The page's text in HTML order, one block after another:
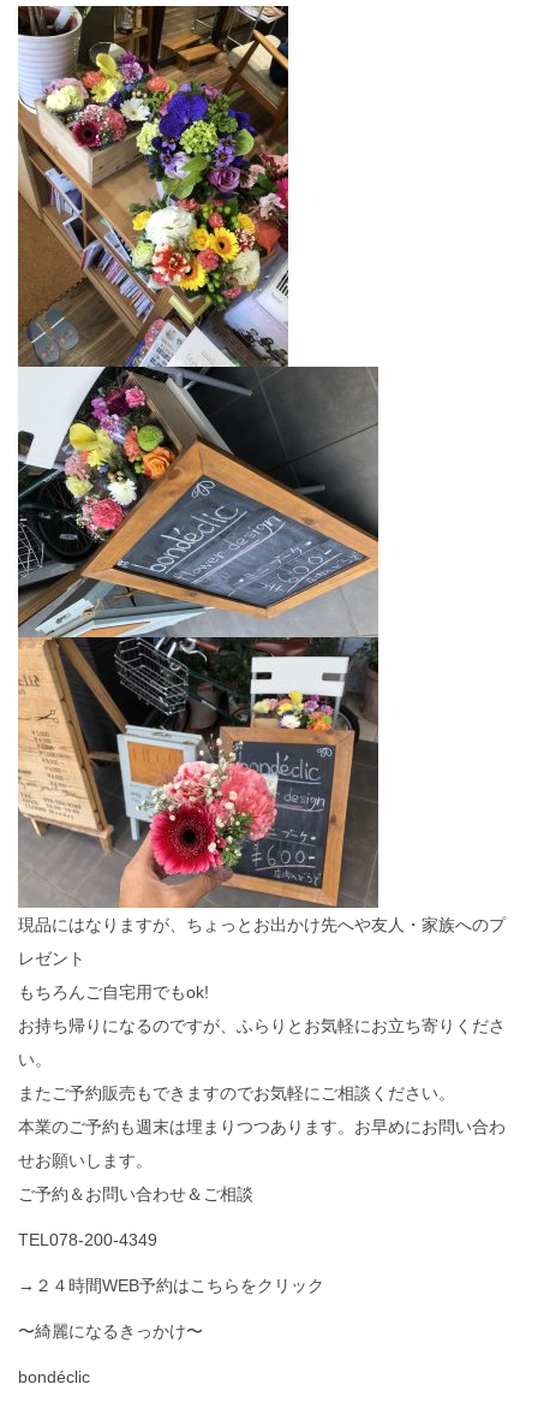
現品にはなりますが、ちょっとお出かけ先へや友人・家族へのプ
レゼント
もちろんご自宅用でもok!
お持ち帰りになるのですが、ふらりとお気軽にお立ち寄りくださ
い。
またご予約販売もできますのでお気軽にご相談ください。
本業のご予約も週末は埋まりつつあります。お早めにお問い合わ
せお願いします。
ご予約＆お問い合わせ＆ご相談
TEL078-200-4349
→２４時間WEB予約はこちらをクリック
〜綺麗になるきっかけ〜
bondéclic